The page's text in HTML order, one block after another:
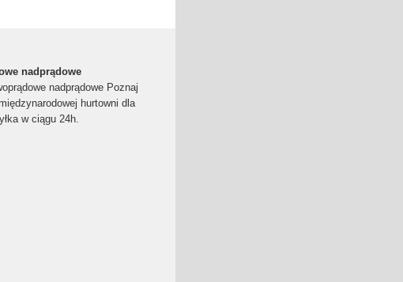
nadprądowe
nadprądowe Poznaj
hurtowni dla
w ciągu 24h.